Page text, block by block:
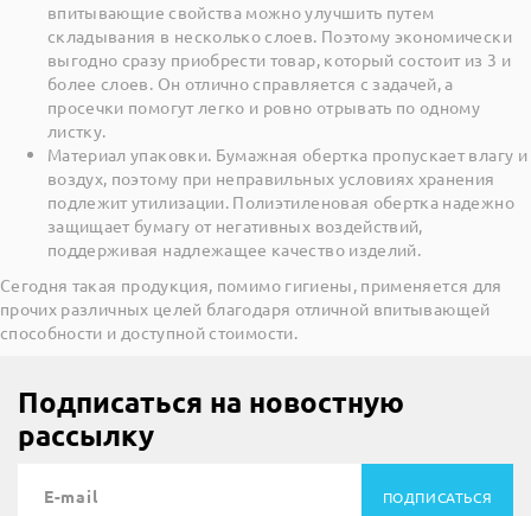
впитывающие свойства можно улучшить путем
складывания в несколько слоев. Поэтому экономически
выгодно сразу приобрести товар, который состоит из 3 и
более слоев. Он отлично справляется с задачей, а
просечки помогут легко и ровно отрывать по одному
листку.
Материал упаковки. Бумажная обертка пропускает влагу и
воздух, поэтому при неправильных условиях хранения
подлежит утилизации. Полиэтиленовая обертка надежно
защищает бумагу от негативных воздействий,
поддерживая надлежащее качество изделий.
Сегодня такая продукция, помимо гигиены, применяется для
прочих различных целей благодаря отличной впитывающей
способности и доступной стоимости.
Подписаться на новостную
рассылку
ПОДПИСАТЬСЯ